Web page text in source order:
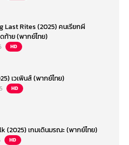
Last Rites (2025) คนเรียกผี
าย (พากย์ไทย)
HD
เวเพินส์ (พากย์ไทย)
HD
(2025) เกมเดินมรณะ (พากย์ไทย)
HD